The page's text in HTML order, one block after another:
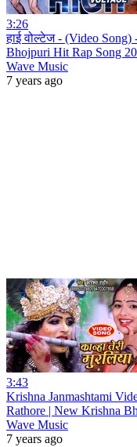
3:26
हाई वोल्टेज - (Video
Bhojpuri Hit Rap Song
Wave Music
7 years ago
3:43
Krishna Janmashtami
Rathore | New Krishna
Wave Music
7 years ago